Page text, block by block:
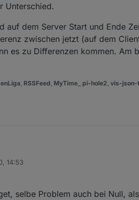
Unterschied.
auf dem Server Start und Ende
zwischen jetzt (auf dem
es zu Differenzen kommen. Am
RSSFeed MyTime pi-hole2 vis-json-
da der Unterschied.
wird auf dem Server Start und Ende
14:53
selbe Problem auch bei Null,